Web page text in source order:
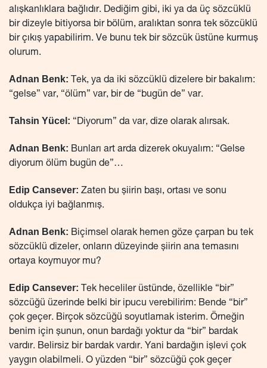
alışkanlıklara bağlıdır. Dediğim gibi, iki ya da üç sözcüklü
bir dizeyle bitiyorsa bir bölüm, aralıktan sonra tek sözcüklü
bir çıkış yapabilirim. Ve bunu tek bir sözcük üstüne kurmuş
olurum.
Adnan Benk: Tek, ya da iki sözcüklü dizelere bir bakalım:
“gelse” var, “ölüm” var, bir de “bugün de” var.
Tahsin Yücel: “Diyorum” da var, dize olarak alırsak.
Adnan Benk: Bunları art arda dizerek okuyalım: “Gelse
diyorum ölüm bugün de”…
Edip Cansever: Zaten bu şiirin başı, ortası ve sonu
oldukça iyi bağlanmış.
Adnan Benk: Biçimsel olarak hemen göze çarpan bu tek
sözcüklü dizeler, onların düzeyinde şiirin ana temasını
ortaya koymuyor mu?
Edip Cansever: Tek heceliler üstünde, özellikle “bir”
sözcüğü üzerinde belki bir ipucu verebilirim: Bende “bir”
çok geçer. Birçok sözcüğü soyutlamak isterim. Örneğin
benim için şunun, onun bardağı yoktur da “bir” bardak
vardır. Belirsiz bir bardak vardır. Yani bardağın işlevi çok
yaygın olabilmeli. O yüzden “bir” sözcüğü çok geçer